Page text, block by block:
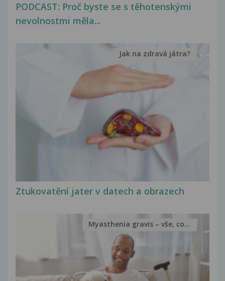
PODCAST: Proč byste se s těhotenskými
nevolnostmi měla...
Ztukovatění jater v datech a obrazech
Jak na zdravá játra?
Myasthenia gravis – vše, co...